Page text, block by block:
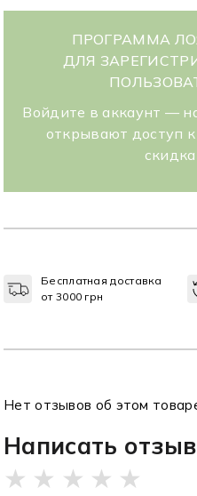
ПРОГРАММА
ДЛЯ
Войдите в аккаунт —
открывают доступ
Бесплатная доставка
от 3000 грн
Нет отзывов об этом
Написать отзыв
★ ★ ★ ★ ★